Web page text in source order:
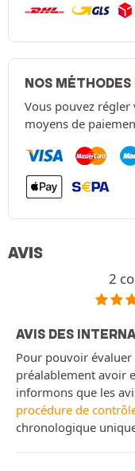
NOS
Vous pouvez
moyens de
AVIS
2
AVIS DES
Pour pouvoir
préalablement avoir
informons que les
procédure de
chronologique